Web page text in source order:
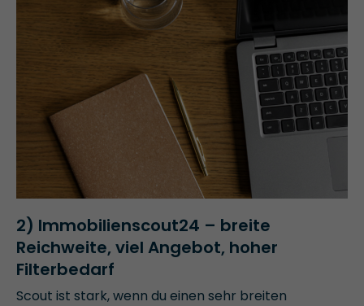
2) Immobilienscout24 – breite
Reichweite, viel Angebot, hoher
Filterbedarf
Scout ist stark, wenn du einen sehr breiten